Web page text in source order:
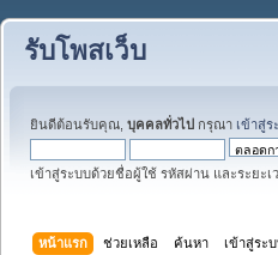
รับโพสเว็บ
ยินดีต้อนรับคุณ, บุคคลทั่วไป กรุณา เข้าสู่ร
เข้าสู่ระบบด้วยชื่อผู้ใช้ รหัสผ่าน และระยะเ
หน้าแรก ช่วยเหลือ ค้นหา เข้าสู่ระ